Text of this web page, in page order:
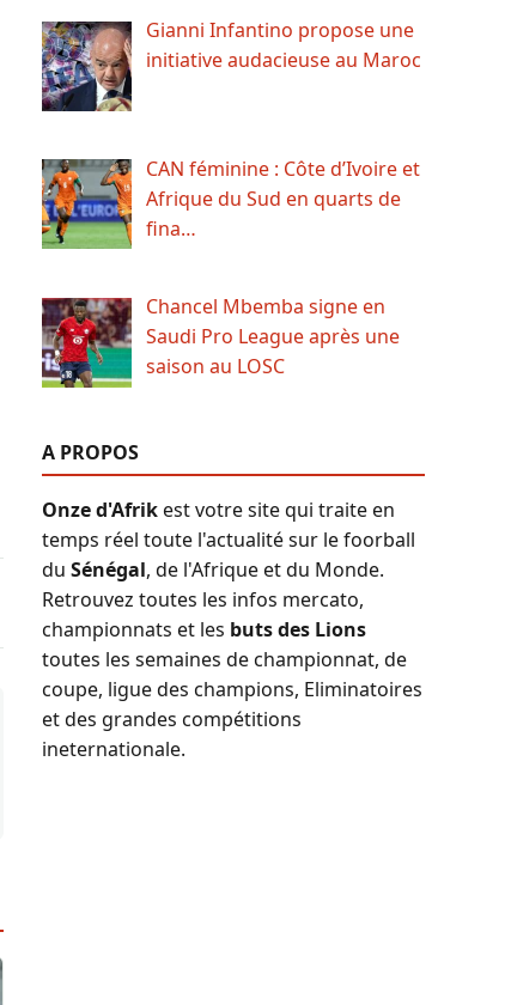
Gianni Infantino propose une
initiative audacieuse au Maroc
CAN féminine : Côte d’Ivoire et
Afrique du Sud en quarts de
fina…
Chancel Mbemba signe en
Saudi Pro League après une
saison au LOSC
A PROPOS
Onze d'Afrikest votre site qui traite en
temps réel toute l'actualité sur le foorball
du Sénégal, de l'Afrique et du Monde.
Retrouvez toutes les infos mercato,
championnats et les buts des Lions
toutes les semaines de championnat, de
coupe, ligue des champions, Eliminatoires
et des grandes compétitions
ineternationale.